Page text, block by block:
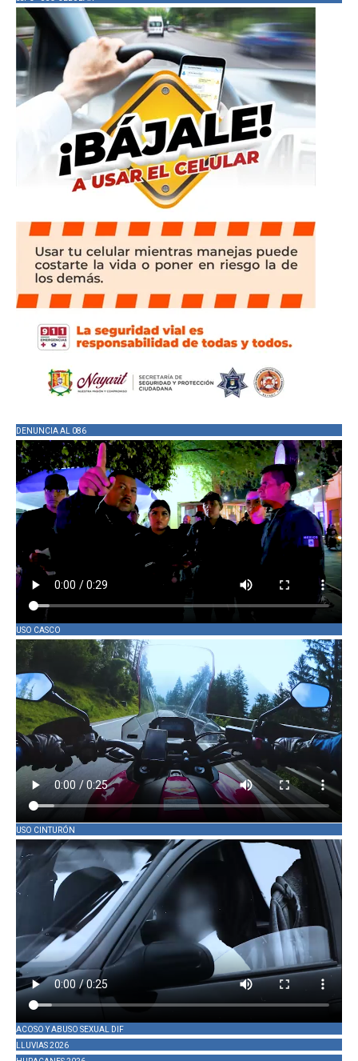
DENUNCIA AL 086
USO CASCO
USO CINTURÓN
ACOSO Y ABUSO SEXUAL DIF
LLUVIAS 2026